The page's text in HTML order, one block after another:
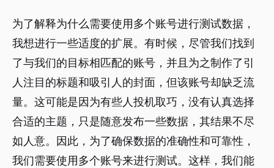
为了解释为什么需要使用多个账号进行测试数据，
我想进行一些适度的扩展。有时候，尽管我们找到
了与我们的目标相匹配的账号，并且为之制作了引
人注目的标题和吸引人的封面，但该账号却缺乏流
量。这可能是因为有些人投机取巧，没有认真选择
合适的主题，只是随意发布一些数据，其结果不尽
如人意。因此，为了确保数据的准确性和可靠性，
我们需要使用多个账号来进行测试。这样，我们能